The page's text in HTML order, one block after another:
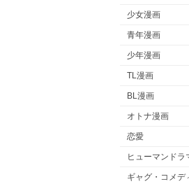
少女漫画
青年漫画
少年漫画
TL漫画
BL漫画
オトナ漫画
恋愛
ヒューマンドラ
ギャグ・コメデ